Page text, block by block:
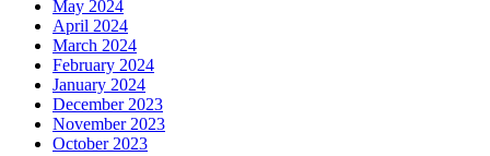
May 2024
April 2024
March 2024
February 2024
January 2024
December 2023
November 2023
October 2023